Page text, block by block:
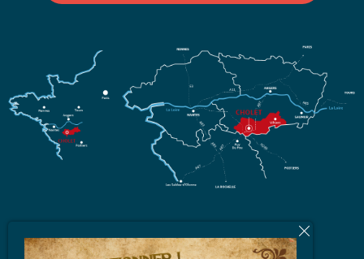
L'équipe